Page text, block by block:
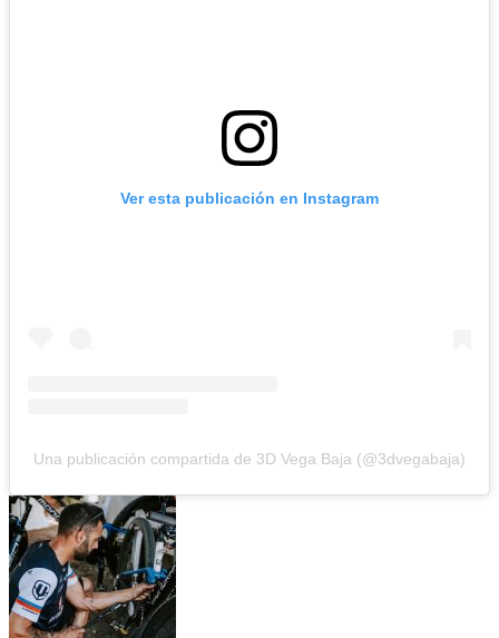
Ver esta publicación en Instagram
Una publicación compartida de 3D Vega Baja (@3dvegabaja)